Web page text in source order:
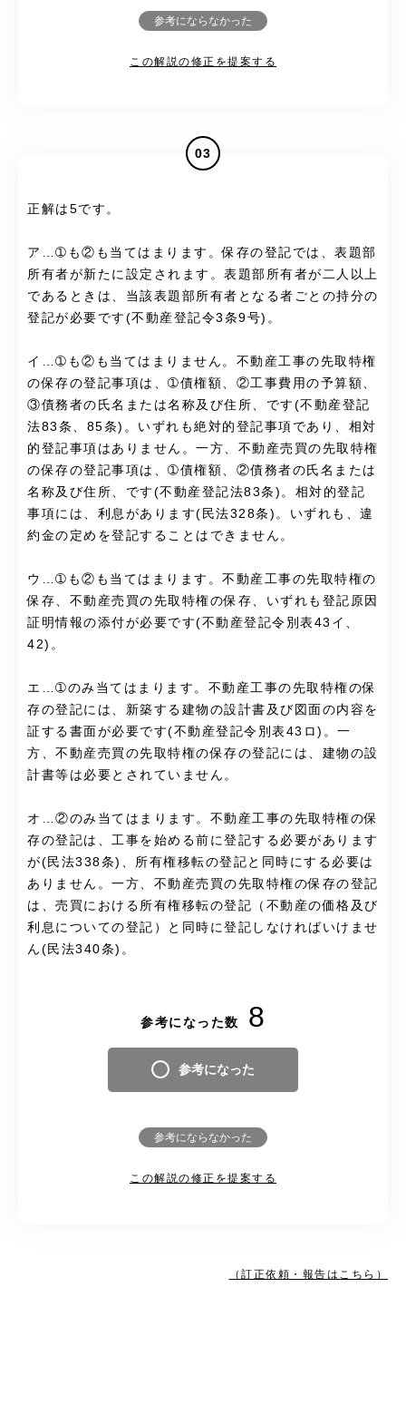
参考にならなかった
この解説の修正を提案する
03
正解は5です。
ア…➀も②も当てはまります。保存の登記では、表題部
所有者が新たに設定されます。表題部所有者が二人以上
であるときは、当該表題部所有者となる者ごとの持分の
登記が必要です(不動産登記令3条9号)。
イ…➀も②も当てはまりません。不動産工事の先取特権
の保存の登記事項は、➀債権額、②工事費用の予算額、
③債務者の氏名または名称及び住所、です(不動産登記
法83条、85条)。いずれも絶対的登記事項であり、相対
的登記事項はありません。一方、不動産売買の先取特権
の保存の登記事項は、➀債権額、②債務者の氏名または
名称及び住所、です(不動産登記法83条)。相対的登記
事項には、利息があります(民法328条)。いずれも、違
約金の定めを登記することはできません。
ウ…➀も②も当てはまります。不動産工事の先取特権の
保存、不動産売買の先取特権の保存、いずれも登記原因
証明情報の添付が必要です(不動産登記令別表43イ、
42)。
エ…➀のみ当てはまります。不動産工事の先取特権の保
存の登記には、新築する建物の設計書及び図面の内容を
証する書面が必要です(不動産登記令別表43ロ)。一
方、不動産売買の先取特権の保存の登記には、建物の設
計書等は必要とされていません。
オ…②のみ当てはまります。不動産工事の先取特権の保
存の登記は、工事を始める前に登記する必要があります
が(民法338条)、所有権移転の登記と同時にする必要は
ありません。一方、不動産売買の先取特権の保存の登記
は、売買における所有権移転の登記（不動産の価格及び
利息についての登記）と同時に登記しなければいけませ
ん(民法340条)。
参考になった数 8
参考になった
参考にならなかった
この解説の修正を提案する
（訂正依頼・報告はこちら）